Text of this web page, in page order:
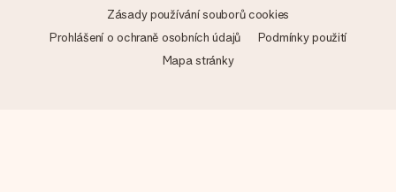
Zásady používání souborů cookies
Prohlášení o ochraně osobních údajů
Podmínky použití
Mapa stránky